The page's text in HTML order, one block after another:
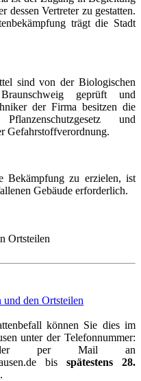
dessen Vertreter zu gestatten.
trägt die Stadt
sind von der Biologischen
geprüft und
der Firma besitzen die
und
Gefahrstoffverordnung.
Bekämpfung zu erzielen, ist
Gebäude erforderlich.
Ortsteilen
und den Ortsteilen
können Sie dies im
unter der Telefonnummer:
oder per Mail an
bis spätestens 28.